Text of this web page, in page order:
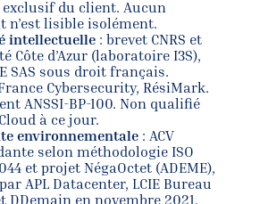
du client. Aucun
n’est lisible isolément.
intellectuelle: brevet CNRS et
Côte d’Azur (laboratoire I3S),
SAS sous droit français.
Cybersecurity, RésiMark.
ANSSI-BP-100. Non qualifié
à ce jour.
environnementale: ACV
selon méthodologie ISO
et projet NégaOctet (ADEME),
APL Datacenter, LCIE Bureau
DDemain en novembre 2021.